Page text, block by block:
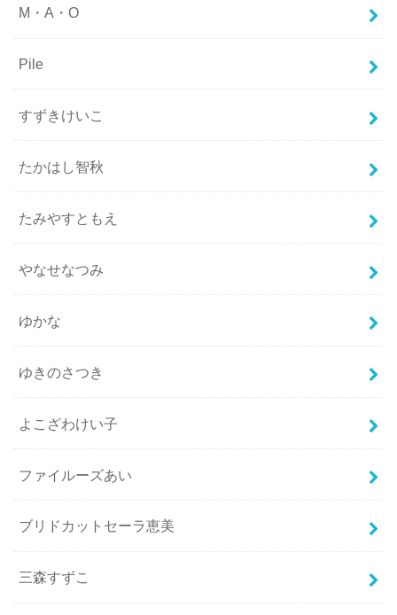
M・A・O
Pile
すずきけいこ
たかはし智秋
たみやすともえ
やなせなつみ
ゆかな
ゆきのさつき
よこざわけい子
ファイルーズあい
ブリドカットセーラ恵美
三森すずこ